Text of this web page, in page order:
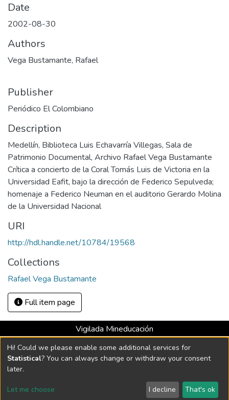
Date
2002-08-30
Authors
Vega Bustamante, Rafael
Publisher
Periódico El Colombiano
Description
Medellín, Biblioteca Luis Echavarría Villegas, Sala de
Patrimonio Documental, Archivo Rafael Vega Bustamante
Crítica a concierto de la Coral Tomás Luis de Victoria en la
Universidad Eafit, bajo la dirección de Federico Sepulveda;
homenaje a Federico Neuman en el auditorio Gerardo Molina
de la Universidad Nacional
URI
http://hdl.handle.net/10784/19568
Collections
Rafael Vega Bustamante
Full item page
Vigilada Mineducación
Universidad con Acreditación Institucional hasta 2026 -
Resolución MEN 2158 de 2018
DSpace software copyright © 2002-2026 LYRASIS
Send Feedback
Hi! Could we please enable some additional services for
Statistical? You can always change or withdraw your consent
later.
Let me choose I decline That's ok